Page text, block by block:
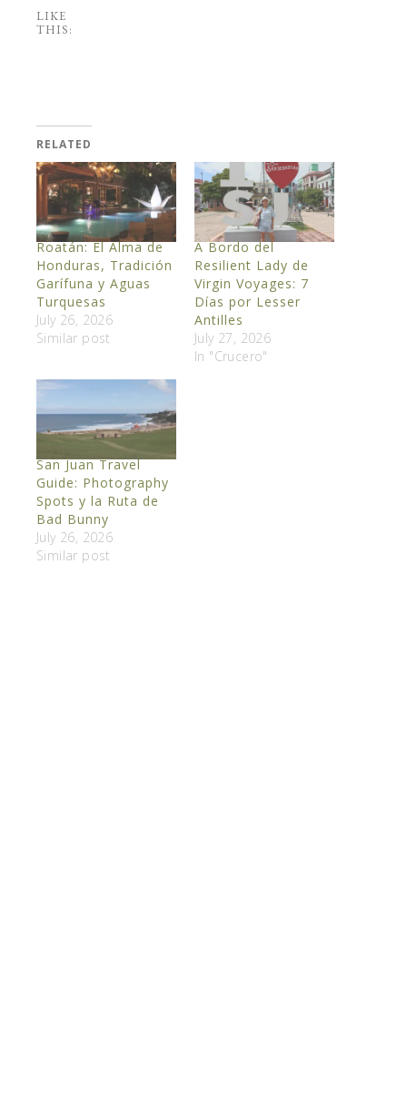
LIKE
THIS:
RELATED
Roatán: El Alma de
Honduras, Tradición
Garífuna y Aguas
Turquesas
July 26, 2026
Similar post
A Bordo del
Resilient Lady de
Virgin Voyages: 7
Días por Lesser
Antilles
July 27, 2026
In "Crucero"
San Juan Travel
Guide: Photography
Spots y la Ruta de
Bad Bunny
July 26, 2026
Similar post